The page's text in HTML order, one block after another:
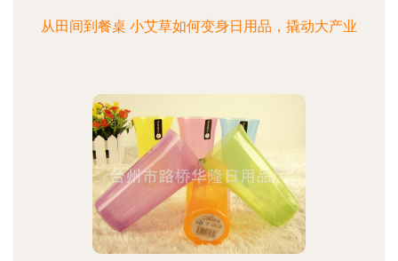
从田间到餐桌 小艾草如何变身日用品，撬动大产业